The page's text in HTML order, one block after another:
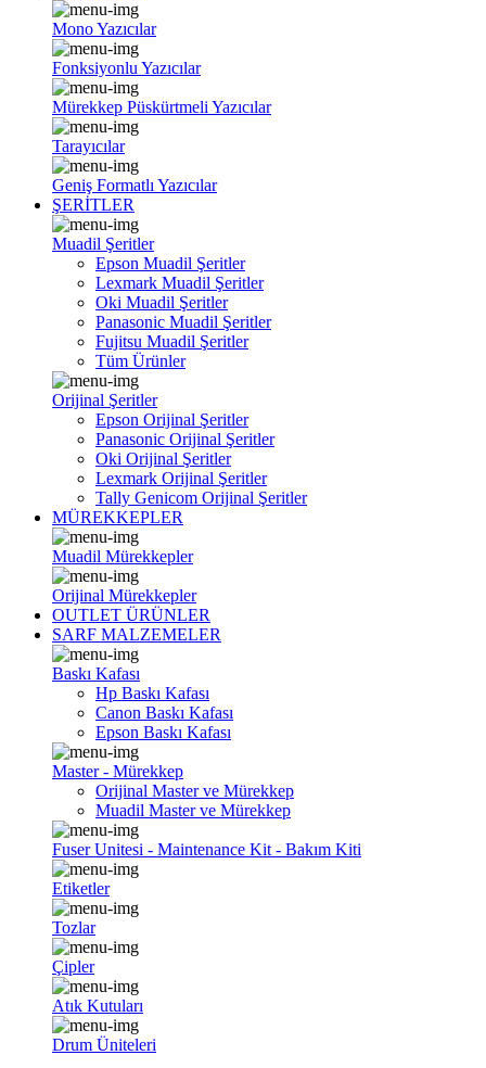
Mono Yazıcılar
Fonksiyonlu Yazıcılar
Mürekkep Püskürtmeli Yazıcılar
Tarayıcılar
Geniş Formatlı Yazıcılar
ŞERİTLER
Muadil Şeritler
Epson Muadil Şeritler
Lexmark Muadil Şeritler
Oki Muadil Şeritler
Panasonic Muadil Şeritler
Fujitsu Muadil Şeritler
Tüm Ürünler
Orijinal Şeritler
Epson Orijinal Şeritler
Panasonic Orijinal Şeritler
Oki Orijinal Şeritler
Lexmark Orijinal Şeritler
Tally Genicom Orijinal Şeritler
MÜREKKEPLER
Muadil Mürekkepler
Orijinal Mürekkepler
OUTLET ÜRÜNLER
SARF MALZEMELER
Baskı Kafası
Hp Baskı Kafası
Canon Baskı Kafası
Epson Baskı Kafası
Master - Mürekkep
Orijinal Master ve Mürekkep
Muadil Master ve Mürekkep
Fuser Unitesi - Maintenance Kit - Bakım Kiti
Etiketler
Tozlar
Çipler
Atık Kutuları
Drum Üniteleri